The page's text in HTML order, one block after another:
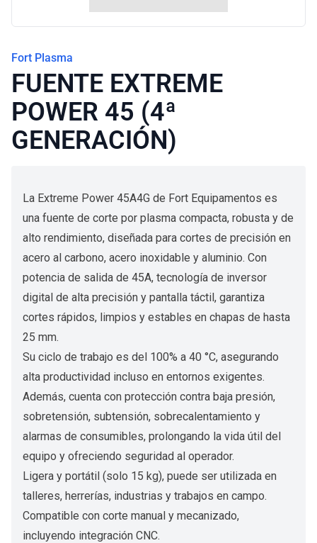
Fort Plasma
FUENTE EXTREME
POWER 45 (4ª
GENERACIÓN)
La Extreme Power 45A4G de Fort Equipamentos es
una fuente de corte por plasma compacta, robusta y de
alto rendimiento, diseñada para cortes de precisión en
acero al carbono, acero inoxidable y aluminio. Con
potencia de salida de 45A, tecnología de inversor
digital de alta precisión y pantalla táctil, garantiza
cortes rápidos, limpios y estables en chapas de hasta
25 mm.
Su ciclo de trabajo es del 100% a 40 °C, asegurando
alta productividad incluso en entornos exigentes.
Además, cuenta con protección contra baja presión,
sobretensión, subtensión, sobrecalentamiento y
alarmas de consumibles, prolongando la vida útil del
equipo y ofreciendo seguridad al operador.
Ligera y portátil (solo 15 kg), puede ser utilizada en
talleres, herrerías, industrias y trabajos en campo.
Compatible con corte manual y mecanizado,
incluyendo integración CNC.